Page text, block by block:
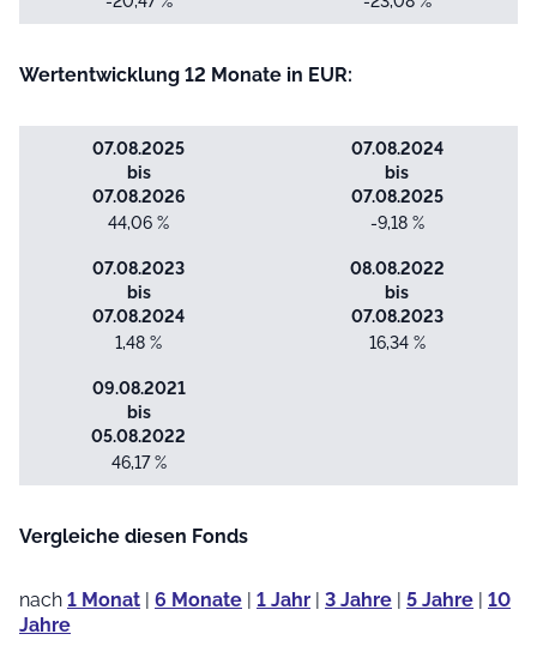
Wertentwicklung 12 Monate in EUR:
07.08.2025
bis
07.08.2026
44,06 %
07.08.2024
bis
07.08.2025
-9,18 %
07.08.2023
bis
07.08.2024
1,48 %
08.08.2022
bis
07.08.2023
16,34 %
09.08.2021
bis
05.08.2022
46,17 %
Vergleiche diesen Fonds
nach 1 Monat | 6 Monate | 1 Jahr | 3 Jahre | 5 Jahre | 10
Jahre